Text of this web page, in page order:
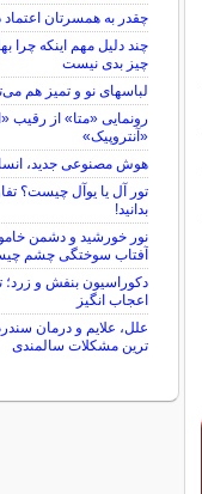
چقدر به همسرتان اعتماد
چند دلیل مهم اینکه چرا
چیز بدی نیست
لباس‎های نو و تمیز هم می‌توانند بیماری‌زا باشند!
رونمایی «متا» از رقیب
«آنتروپیک»
هوش مصنوعی جدید،
تور آل یا یوآل چیست؟
بدانید!
نور خورشید و دشمن
آفتاب سوختگی چشم
دکوراسیون بنفش و زرد؛
اعجاب انگیز
علل، علایم و درمان
ترین مشکلات سالمندی